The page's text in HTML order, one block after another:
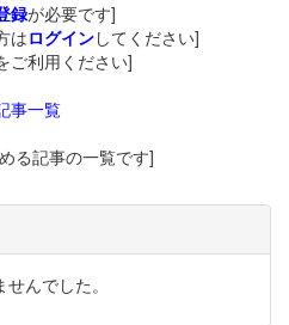
録が必要です]
はログインしてください]
ご利用ください]
事一覧
る記事の一覧です]
んでした。